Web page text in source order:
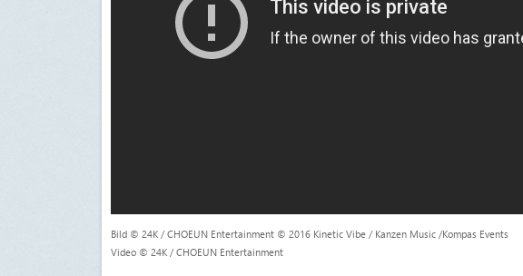
Bild © 24K / CHOEUN Entertainment © 2016 Kinetic Vibe / Kanzen Music /Kompas Events
Video © 24K / CHOEUN Entertainment